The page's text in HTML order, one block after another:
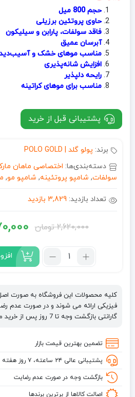
حجم 800 میل
حاوی پروتئین برزیلی
فاقد سولفات، پارابن و سیلیکون
آبرسان عمیق
مناسب موهای خشک و
افزایش شانه‌پذیری
رایحه دلپذیر
مناسب برای موهای کراتینه
پشتیبانی قبل از خرید
برند: پولو گلد | POLO GOLD
دسته‌بندی‌ها: اختصاصی ماهان
سولفات, شامپو پروتئینه, شامپو مو,
تعداد بازدید: 3,829 بازدید
2,620,000 تومان
تعداد:
برزیلی
پولو
گلد
GOLD
بدون
سولفات
حجم
کلیه محصولات این فروشگاه به صورت
فیزیکی ارائه می شوند و در صورت عدم
گارانتی بازگشت وجه تا 7 روز پس از خرید می باشند.
تضمین بهترین قیمت بازار
پشتیبانی عالی ۲۴ ساعته، ۷ روز هفته
بازگشت وجه در صورت عدم رضایت
اصالت کالاها از برترین برندها